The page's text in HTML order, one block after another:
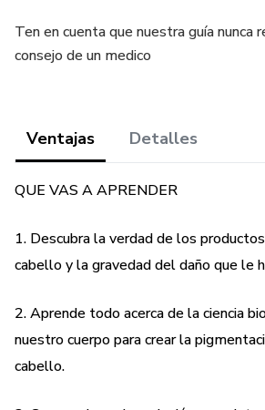
Ten en cuenta que nuestra guía nunca
consejo de un medico
Ventajas Detalles
QUE VAS A APRENDER
1. Descubra la verdad de los
cabello y la gravedad del daño que le
2. Aprende todo acerca de la ciencia
nuestro cuerpo para crear la
cabello.